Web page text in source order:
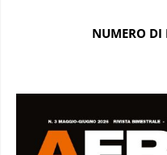
NUMERO DI